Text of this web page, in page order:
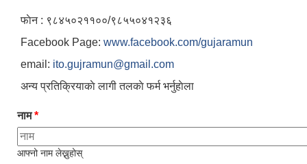
फाेन : ९८४५०२११००/९८५५०४१२३६
Facebook Page: www.facebook.com/gujaramun
email: ito.gujramun@gmail.com
अन्य प्रतिक्रियाकाे लागी तलकाे फर्म भर्नुहाेला
नाम*
आफ्नो नाम लेख्नुहोस्